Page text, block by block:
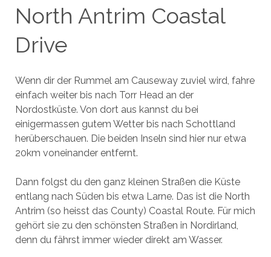
North Antrim Coastal
Drive
Wenn dir der Rummel am Causeway zuviel wird, fahre
einfach weiter bis nach Torr Head an der
Nordostküste. Von dort aus kannst du bei
einigermassen gutem Wetter bis nach Schottland
herüberschauen. Die beiden Inseln sind hier nur etwa
20km voneinander entfernt.
Dann folgst du den ganz kleinen Straßen die Küste
entlang nach Süden bis etwa Larne. Das ist die North
Antrim (so heisst das County) Coastal Route. Für mich
gehört sie zu den schönsten Straßen in Nordirland,
denn du fährst immer wieder direkt am Wasser.